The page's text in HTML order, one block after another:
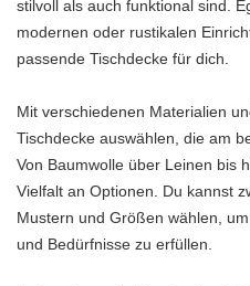
stilvoll als auch funktional sind.
modernen oder rustikalen
passende Tischdecke für dich.
Mit verschiedenen Materialien
Tischdecke auswählen, die am
Von Baumwolle über Leinen bis
Vielfalt an Optionen. Du kannst
Mustern und Größen wählen,
und Bedürfnisse zu erfüllen.